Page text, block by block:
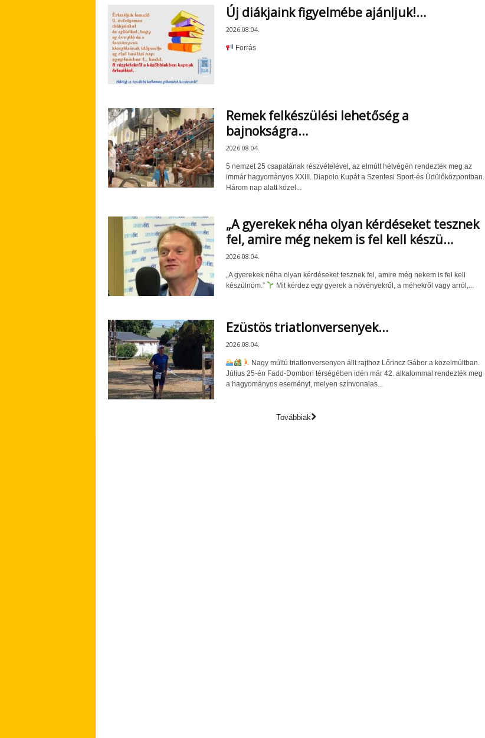
Új diákjaink figyelmébe ajánljuk!…
2026.08.04.
Forrás
Remek felkészülési lehetőség a
bajnokságra…
2026.08.04.
5 nemzet 25 csapatának részvételével, az elmúlt hétvégén rendezték meg az
immár hagyományos XXIII. Diapolo Kupát a Szentesi Sport-és Üdülőközpontban.
Három nap alatt közel...
„A gyerekek néha olyan kérdéseket tesznek
fel, amire még nekem is fel kell készü…
2026.08.04.
„A gyerekek néha olyan kérdéseket tesznek fel, amire még nekem is fel kell
készülnöm.”
Mit kérdez egy gyerek a növényekről, a méhekről vagy arról,...
Ezüstös triatlonversenyek…
2026.08.04.
Nagy múltú triatlonversenyen állt rajthoz Lőrincz Gábor a közelmúltban.
Július 25-én Fadd-Dombori térségében idén már 42. alkalommal rendezték meg
a hagyományos eseményt, melyen színvonalas...
Továbbiak